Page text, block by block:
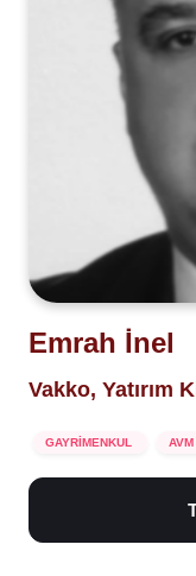
Emrah İnel
Vakko, Yatırım
GAYRİMENKUL AVM